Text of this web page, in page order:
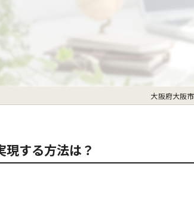
大阪府大阪
する方法は？